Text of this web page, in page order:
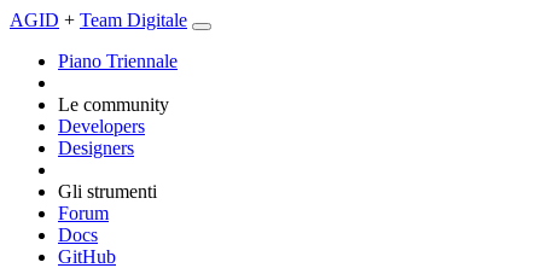
AGID + Team Digitale
Piano Triennale
Le community
Developers
Designers
Gli strumenti
Forum
Docs
GitHub